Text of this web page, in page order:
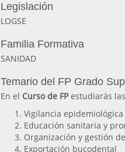
Legislación
LOGSE
Familia Formativa
SANIDAD
Temario del FP Grado
En el Curso de FPestudiarás
Vigilancia
Educación sanitaria y
Organización y gestión
Exportación bucodental